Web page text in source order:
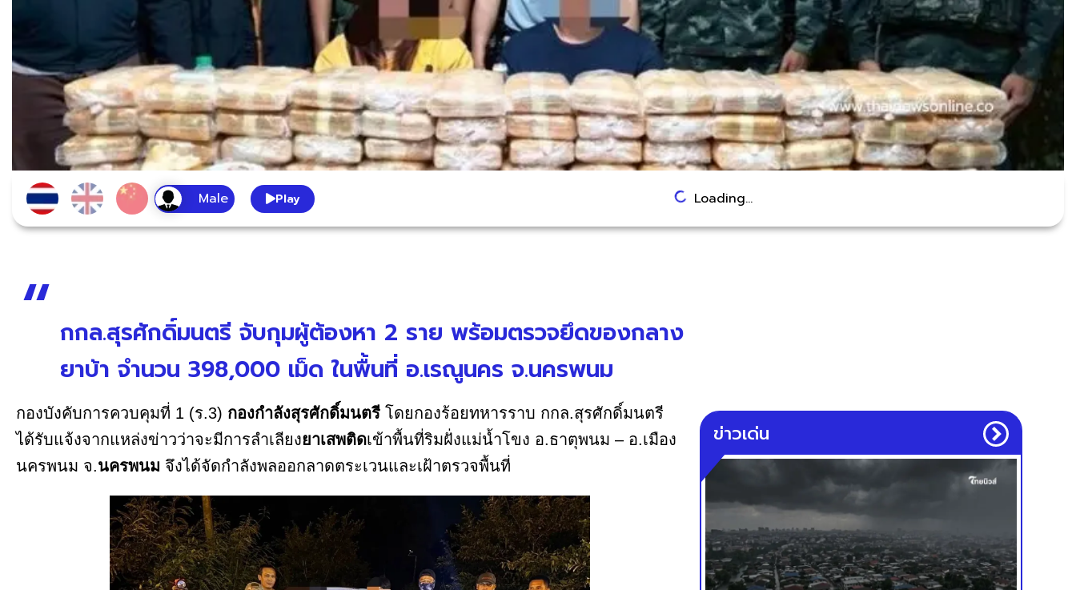
Play Loading...
กกล.สุรศักดิ์มนตรี จับกุมผู้ต้องหา 2 ราย พร้อมตรวจยึดของกลาง
ยาบ้า จำนวน 398,000 เม็ด ในพื้นที่ อ.เรณูนคร จ.นครพนม
กองบังคับการควบคุมที่ 1 (ร.3) กองกำลังสุรศักดิ์มนตรี โดยกองร้อยทหารราบ กกล.สุรศักดิ์มนตรี
ได้รับแจ้งจากแหล่งข่าวว่าจะมีการลำเลียงยาเสพติดเข้าพื้นที่ริมฝั่งแม่น้ำโขง อ.ธาตุพนม – อ.เมือง
นครพนม จ.นครพนม จึงได้จัดกำลังพลออกลาดตระเวนและเฝ้าตรวจพื้นที่
ข่าวเด่น